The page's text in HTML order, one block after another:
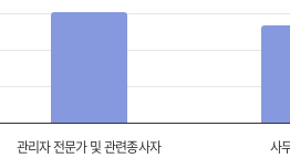
관리자 전문가 및 관련종사자 사